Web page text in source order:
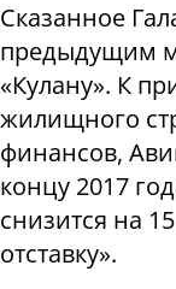
Сказанное
предыдущим
«Кулану». К
жилищного
финансов,
концу 2017
снизится на
отставку».